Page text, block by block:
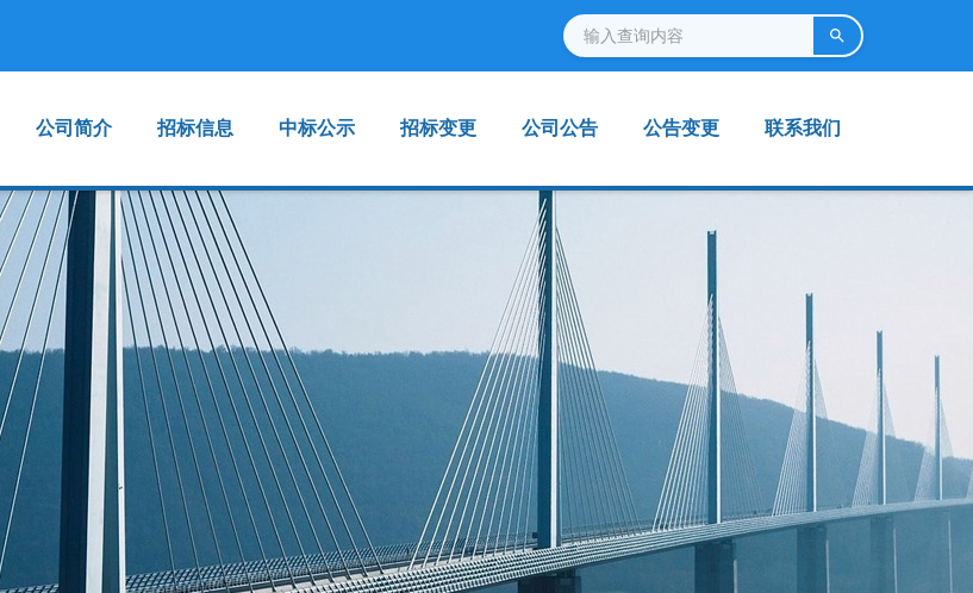
公司简介 招标信息 中标公示 招标变更 公司公告 公告变更 联系我们